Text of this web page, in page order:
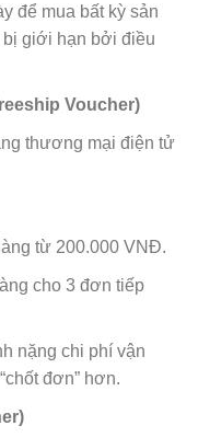
để mua bất kỳ sản
bị giới hạn bởi điều
Voucher)
thương mại điện tử
từ 200.000 VNĐ.
cho 3 đơn tiếp
nặng chi phí vận
đơn” hơn.